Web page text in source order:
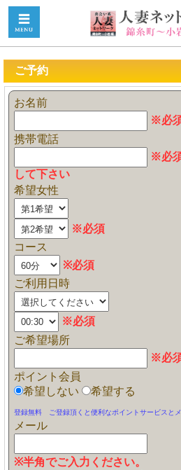
ご予約
お名前
※必
携帯電話
※必
して下さい
希望女性
※必須
コース
※必須
ご利用日時
※必須
ご希望場所
※必
ポイント会員
希望しない
希望する
登録無料 ご登録頂くと便利なポイントサービスと
メール
※半角でご入力ください。